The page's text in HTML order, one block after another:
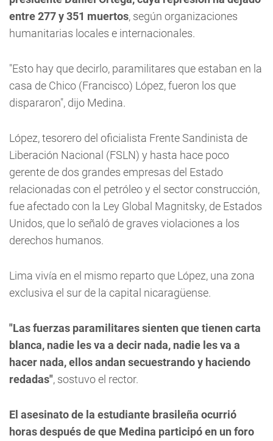
entre 277 y 351 muertos, según organizaciones
humanitarias locales e internacionales.
"Esto hay que decirlo, paramilitares que estaban en la
casa de Chico (Francisco) López, fueron los que
dispararon", dijo Medina.
López, tesorero del oficialista Frente Sandinista de
Liberación Nacional (FSLN) y hasta hace poco
gerente de dos grandes empresas del Estado
relacionadas con el petróleo y el sector construcción,
fue afectado con la Ley Global Magnitsky, de Estados
Unidos, que lo señaló de graves violaciones a los
derechos humanos.
Lima vivía en el mismo reparto que López, una zona
exclusiva el sur de la capital nicaragüense.
"Las fuerzas paramilitares sienten que tienen carta
blanca, nadie les va a decir nada, nadie les va a
hacer nada, ellos andan secuestrando y haciendo
redadas", sostuvo el rector.
El asesinato de la estudiante brasileña ocurrió
horas después de que Medina participó en un foro